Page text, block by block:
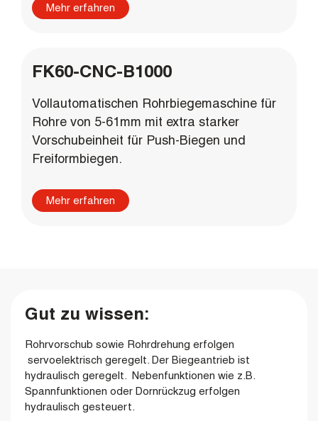
Mehr erfahren
FK60-CNC-B1000
Vollautomatischen Rohrbiegemaschine für
Rohre von 5-61mm mit extra starker
Vorschubeinheit für Push-Biegen und
Freiformbiegen.
Mehr erfahren
Gut zu wissen:
Rohrvorschub sowie Rohrdrehung erfolgen
servoelektrisch geregelt. Der Biegeantrieb ist
hydraulisch geregelt. Nebenfunktionen wie z.B.
Spannfunktionen oder Dornrückzug erfolgen
hydraulisch gesteuert.